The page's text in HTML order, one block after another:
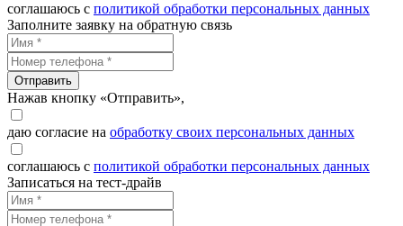
соглашаюсь с политикой обработки персональных данных
Заполните заявку на обратную связь
Отправить
Нажав кнопку «Отправить»,
даю согласие на обработку своих персональных данных
соглашаюсь с политикой обработки персональных данных
Записаться на тест-драйв